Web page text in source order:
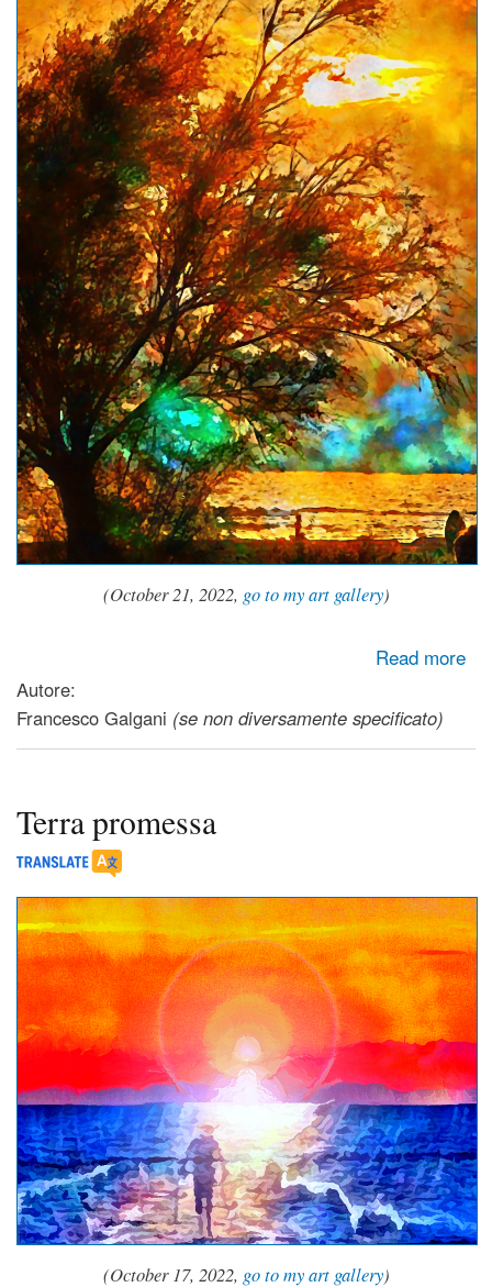
(October 21, 2022, go to my art gallery)
Read more
Autore:
Francesco Galgani (se non diversamente specificato)
Terra promessa
(October 17, 2022, go to my art gallery)